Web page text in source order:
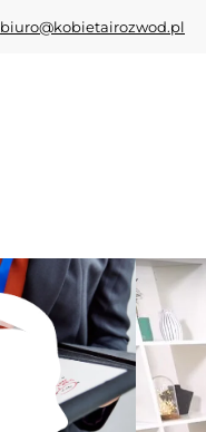
biuro@kobietairozwod.pl